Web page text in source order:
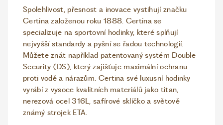
Spolehlivost, přesnost a inovace vystihují značku
Certina založenou roku 1888. Certina se
specializuje na sportovní hodinky, které splňují
nejvyšší standardy a pyšní se řadou technologií.
Můžete znát například patentovaný systém Double
Security (DS), který zajišťuje maximální ochranu
proti vodě a nárazům. Certina své luxusní hodinky
vyrábí z vysoce kvalitních materiálů jako titan,
nerezová ocel 316L, safírové sklíčko a světově
známý strojek ETA.